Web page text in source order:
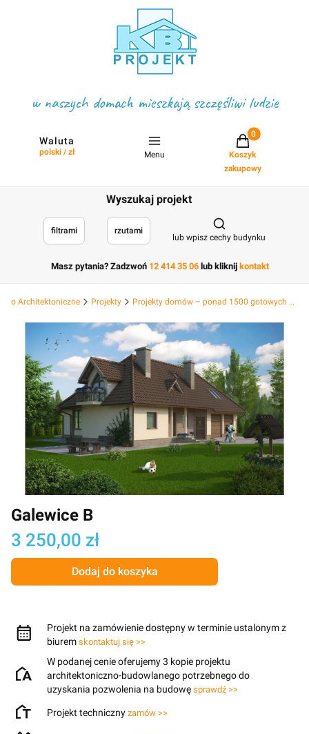
w naszych domach mieszkają szczęśliwi ludzie
Waluta
polski / zł Menu
Projekty w
Koszyk
zakupowy
Wyszukaj projekt
filtrami rzutami
Otwórz
lub wpisz cechy budynku
Masz pytania? Zadzwoń 12 414 35 06 lub kliknij kontakt
Architektoniczne Projekty Projekty domów – ponad 1500 gotowych projektów
Galewice B
Cena
3 250,00 zł
Dodaj do koszyka
Projekt na zamówienie dostępny w terminie ustalonym z
biurem skontaktuj się >>
W podanej cenie oferujemy 3 kopie projektu
architektoniczno-budowlanego potrzebnego do
uzyskania pozwolenia na budowę sprawdź >>
Projekt techniczny zamów >>